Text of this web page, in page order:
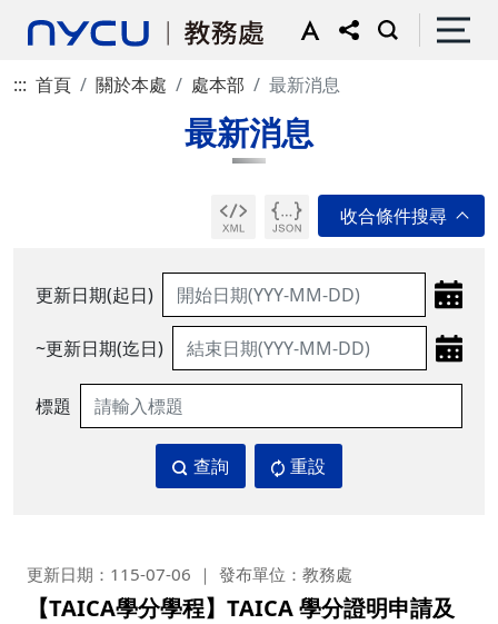
::: 首頁 關於本處 處本部 最新消息
最新消息
更新日期(起日)
~更新日期(迄日)
標題
查詢 重設
更新日期：115-07-06 發布單位：教務處
【TAICA學分學程】TAICA 學分證明申請及